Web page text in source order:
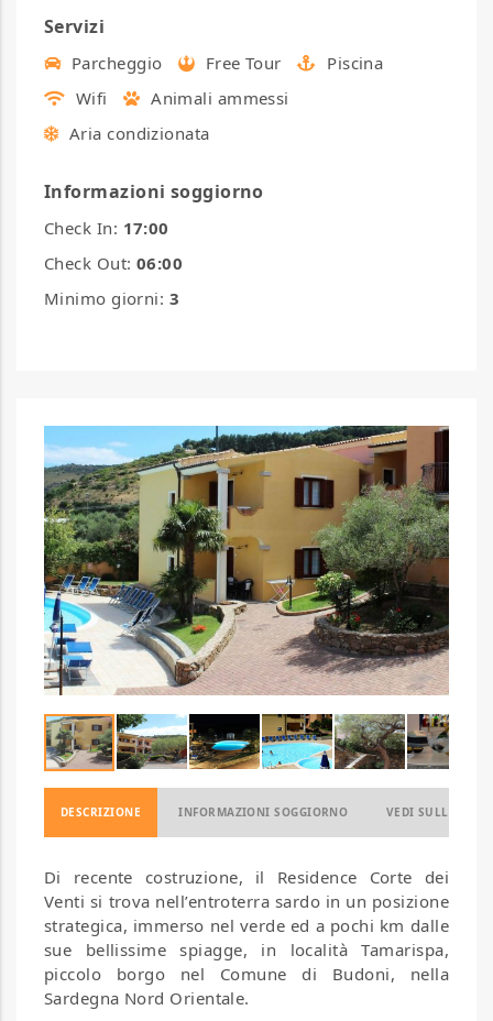
Servizi
Parcheggio Free Tour
Piscina
Wifi
Animali ammessi
Aria condizionata
Informazioni soggiorno
Check In: 17:00
Check Out: 06:00
Minimo giorni: 3
DESCRIZIONE INFORMAZIONI SOGGIORNO VEDI SULLA
Di recente costruzione, il Residence Corte dei
Venti si trova nell’entroterra sardo in un posizione
strategica, immerso nel verde ed a pochi km dalle
sue bellissime spiagge, in località Tamarispa,
piccolo borgo nel Comune di Budoni, nella
Sardegna Nord Orientale.